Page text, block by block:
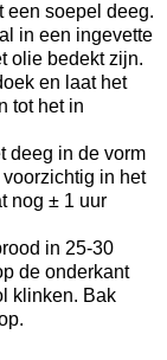
een soepel deeg.
in een ingevette
olie bedekt zijn.
en laat het
tot het in
deeg in de vorm
in het
nog ± 1 uur
in 25-30
de onderkant
klinken. Bak